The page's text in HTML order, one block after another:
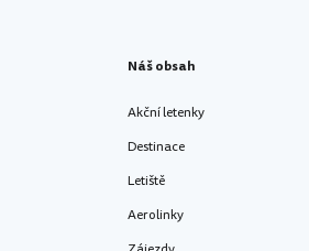
Náš obsah
Akční letenky
Destinace
Letiště
Aerolinky